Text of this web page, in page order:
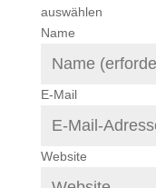
auswählen
Name
E-Mail
Website